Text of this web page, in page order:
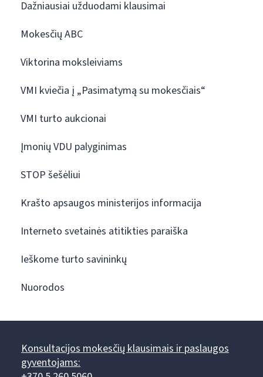
Dažniausiai užduodami klausimai
Mokesčių ABC
Viktorina moksleiviams
VMI kviečia į „Pasimatymą su mokesčiais“
VMI turto aukcionai
Įmonių VDU palyginimas
STOP šešėliui
Krašto apsaugos ministerijos informacija
Interneto svetainės atitikties paraiška
Ieškome turto savininkų
Nuorodos
Konsultacijos mokesčių klausimais ir paslaugos
gyventojams: